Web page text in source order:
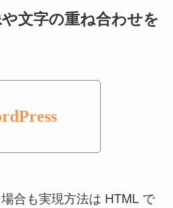
文字の重ね合わせを
合も実現方法は HTML で